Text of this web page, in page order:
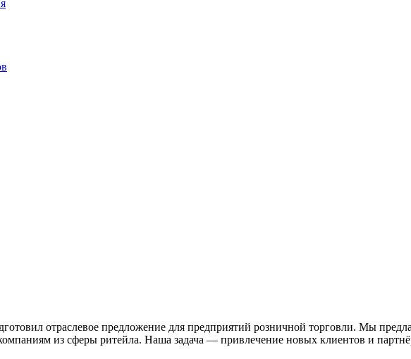
отраслевое предложение для предприятий розничной торговли. Мы
из сферы ритейла. Наша задача — привлечение новых клиентов и